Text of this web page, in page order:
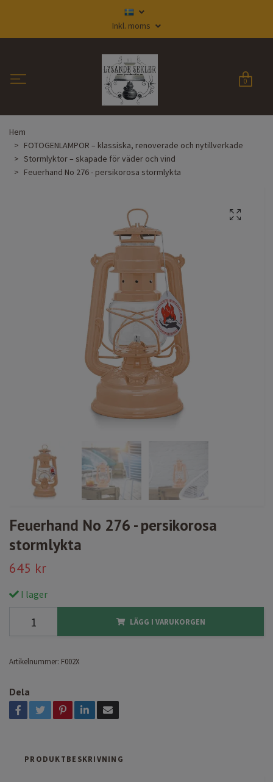
Inkl. moms
0
Hem
FOTOGENLAMPOR – klassiska, renoverade och nytillverkade
Stormlyktor – skapade för väder och vind
Feuerhand No 276 - persikorosa stormlykta
Feuerhand No 276 - persikorosa
stormlykta
645 kr
I lager
LÄGG I VARUKORGEN
Artikelnummer: F002X
Dela
PRODUKTBESKRIVNING